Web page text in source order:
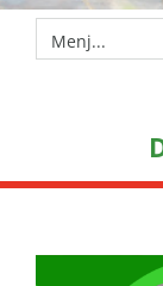
Menj...